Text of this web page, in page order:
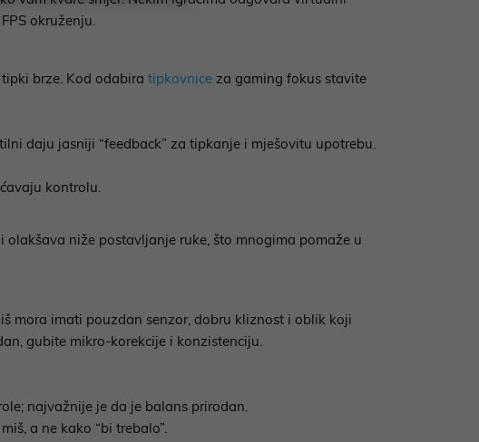
okruženju.
brze. Kod odabira tipkovnice za gaming fokus stavite
daju jasniji “feedback” za tipkanje i mješovitu upotrebu.
kontrolu.
niže postavljanje ruke, što mnogima pomaže u
mora imati pouzdan senzor, dobru kliznost i oblik koji
gubite mikro-korekcije i konzistenciju.
najvažnije je da je balans prirodan.
a ne kako “bi trebalo”.